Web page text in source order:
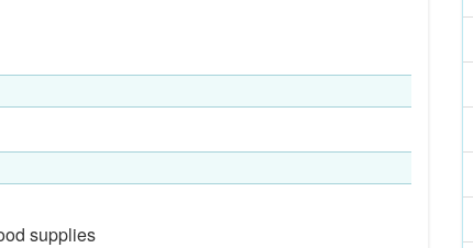
supplies